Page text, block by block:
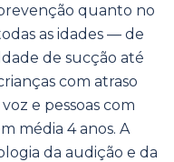
quanto no
as idades — de
de sucção até
com atraso
e pessoas com
média 4 anos. A
da audição e da